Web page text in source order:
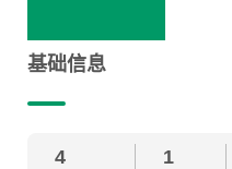
基础信息
4 1